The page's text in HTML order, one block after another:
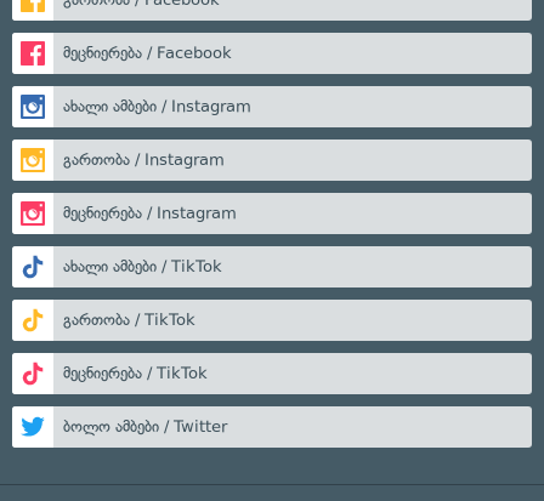
მეცნიერება / Facebook
ახალი ამბები / Instagram
გართობა / Instagram
მეცნიერება / Instagram
ახალი ამბები / TikTok
გართობა / TikTok
მეცნიერება / TikTok
ბოლო ამბები / Twitter